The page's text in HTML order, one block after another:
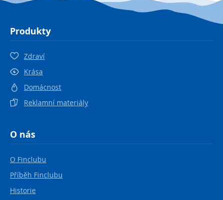
Produkty
Zdraví
Krása
Domácnost
Reklamní materiály
O nás
O Finclubu
Příběh Finclubu
Historie